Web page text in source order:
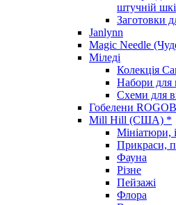
штучній
Заготовки
Janlynn
Magic Needle
Міледі
Колекція
Набори для
Схеми для
Гобелени
Mill Hill (США) *
Мініатюри,
Прикраси,
Фауна
Різне
Пейзажі
Флора